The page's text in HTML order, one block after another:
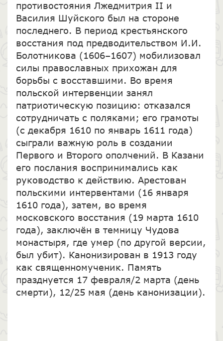
противостояния Лжедмитрия II и
Василия Шуйского был на стороне
последнего. В период крестьянского
восстания под предводительством И.И.
Болотникова (1606–1607) мобилизовал
силы православных прихожан для
борьбы с восставшими. Во время
польской интервенции занял
патриотическую позицию: отказался
сотрудничать с поляками; его грамоты
(с декабря 1610 по январь 1611 года)
сыграли важную роль в создании
Первого и Второго ополчений. В Казани
его послания воспринимались как
руководство к действию. Арестован
польскими интервентами (16 января
1610 года), затем, во время
московского восстания (19 марта 1610
года), заключён в темницу Чудова
монастыря, где умер (по другой версии,
был убит). Канонизирован в 1913 году
как священномученик. Память
празднуется 17 февраля/2 марта (день
смерти), 12/25 мая (день канонизации).